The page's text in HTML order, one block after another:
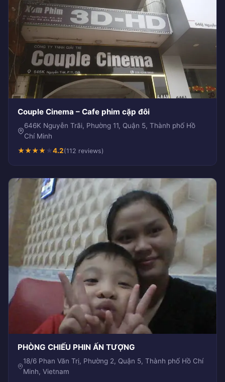
Couple Cinema – Cafe phim cặp đôi
646K Nguyễn Trãi, Phường 11, Quận 5, Thành phố Hồ
Chí Minh
★★★★★4.2(112 reviews)
PHÒNG CHIẾU PHIN ẤN TƯỢNG
18/6 Phan Văn Trị, Phường 2, Quận 5, Thành phố Hồ Chí
Minh, Vietnam